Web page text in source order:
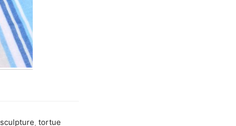
sculpture, tortue